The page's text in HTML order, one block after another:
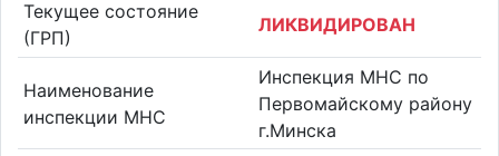
Текущее состояние
(ГРП)
ЛИКВИДИРОВАН
Наименование
инспекции МНС
Инспекция МНС по
Первомайскому району
г.Минска